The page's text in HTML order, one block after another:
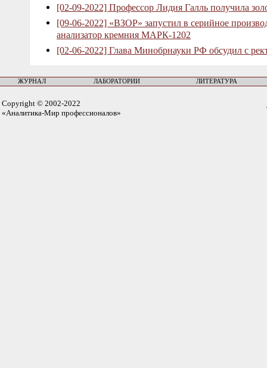
[02-09-2022] Профессор Лидия Галль получила
[09-06-2022] «ВЗОР» запустил в серийное
анализатор кремния МАРК-1202
[02-06-2022] Глава Минобрнауки РФ обсудил с
ЖУРНАЛ ЛАБОРАТОРИИ ЛИТЕРАТУРА
Copyright © 2002-2022
«Аналитика-Мир профессионалов»